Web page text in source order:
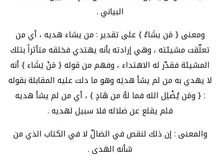
البياني .
ومعنى { مَن يشَاءُ } على تقدير : من يشاء هديه ، أي من
تعلّقت مشيئته ، وهي إرادته بأنه يهتدي فخلقه متأثراً بتلك
المشيئة فقدّر له الاهتداء ، وفهم من قوله { مَنْ يَشَاء } أنه
لا يهدي به من لم يشأ هديَه وهو ما دلت عليه المقابلة بقوله
: { ومَن يُضْلِل الله فما لهُ من هَادٍ } ، أي من لم يشأ هديه
فلم يقلع عن ضلاله فلا سبيل لهديه .
والمعنى : إن ذلك لنقص في الضالّ لا في الكتاب الذي من
شأنه الهدى .